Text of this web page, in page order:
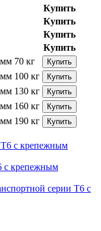
Купить
Купить
Купить
Купить
70 кг Купить
100 кг Купить
130 кг Купить
160 кг Купить
190 кг Купить
с крепежным
серии Т6 с